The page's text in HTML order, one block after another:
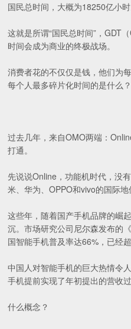
国民总时间，大概为18250亿小
这就是所谓“国民总时间”，GDT
时间会成为商业的终极战场。
消费者花的不仅仅是钱，他们为
每个人最多碎片化时间的是什么？
过去几年，来自OMO两端：
打通。
先说说Online，功能机时代，没
米、华为、OPPO和vivo的国际地
这些年，随着国产手机品牌的崛
沉。市场研究公司尼尔森发布的
国智能手机普及率达66%，已经
中国人对智能手机的巨大热情令
手机提前实现了年初提出的营收过
什么概念？